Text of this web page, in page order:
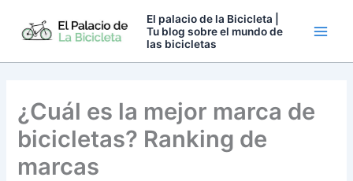
El palacio de la Bicicleta |
Tu blog sobre el mundo de
las bicicletas
¿Cuál es la mejor marca de
bicicletas? Ranking de
marcas